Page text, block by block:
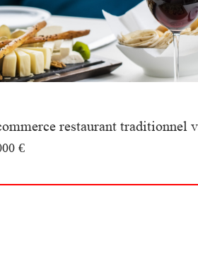
restaurant traditionnel
€